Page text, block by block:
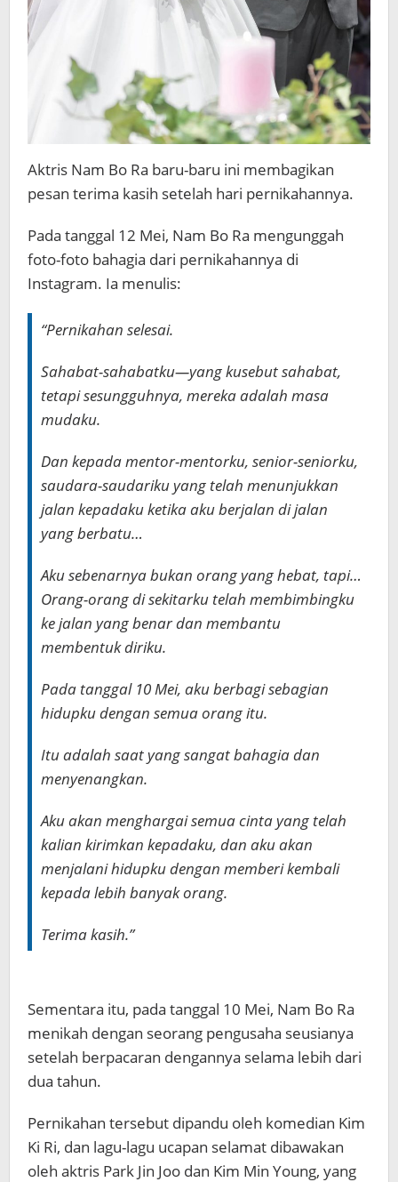
Aktris Nam Bo Ra baru-baru ini membagikan
pesan terima kasih setelah hari pernikahannya.
Pada tanggal 12 Mei, Nam Bo Ra mengunggah
foto-foto bahagia dari pernikahannya di
Instagram. Ia menulis:
“Pernikahan selesai.
Sahabat-sahabatku—yang kusebut sahabat,
tetapi sesungguhnya, mereka adalah masa
mudaku.
Dan kepada mentor-mentorku, senior-seniorku,
saudara-saudariku yang telah menunjukkan
jalan kepadaku ketika aku berjalan di jalan
yang berbatu…
Aku sebenarnya bukan orang yang hebat, tapi…
Orang-orang di sekitarku telah membimbingku
ke jalan yang benar dan membantu
membentuk diriku.
Pada tanggal 10 Mei, aku berbagi sebagian
hidupku dengan semua orang itu.
Itu adalah saat yang sangat bahagia dan
menyenangkan.
Aku akan menghargai semua cinta yang telah
kalian kirimkan kepadaku, dan aku akan
menjalani hidupku dengan memberi kembali
kepada lebih banyak orang.
Terima kasih.”
Sementara itu, pada tanggal 10 Mei, Nam Bo Ra
menikah dengan seorang pengusaha seusianya
setelah berpacaran dengannya selama lebih dari
dua tahun.
Pernikahan tersebut dipandu oleh komedian Kim
Ki Ri, dan lagu-lagu ucapan selamat dibawakan
oleh aktris Park Jin Joo dan Kim Min Young, yang